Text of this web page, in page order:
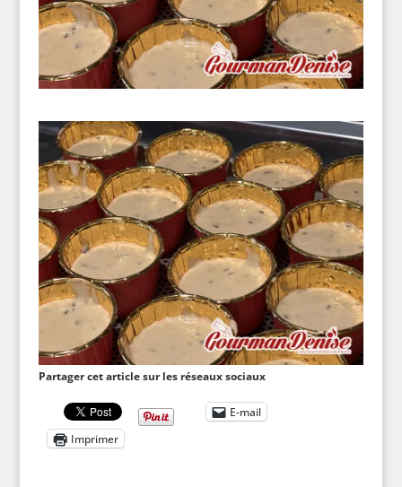
Partager cet article sur les réseaux sociaux
E-mail
Imprimer